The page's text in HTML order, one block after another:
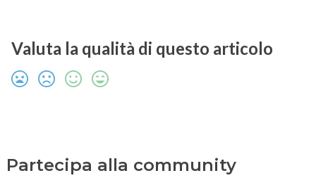
Valuta la qualità di questo articolo
Partecipa alla community